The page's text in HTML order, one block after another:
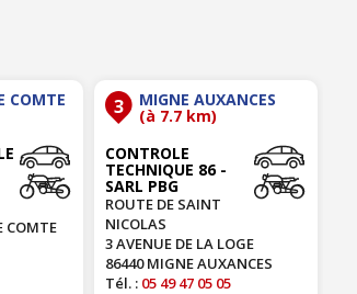
COMTE
COMTE
3 MIGNE AUXANCES
(à 7.7 km)
CONTROLE
TECHNIQUE 86 -
SARL PBG
ROUTE DE SAINT
NICOLAS
3 AVENUE DE LA LOGE
86440 MIGNE AUXANCES
Tél. : 05 49 47 05 05